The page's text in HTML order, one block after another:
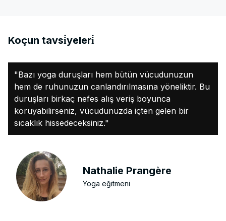
Koçun tavsi̇yeleri̇
"Bazı yoga duruşları hem bütün vücudunuzun
hem de ruhunuzun canlandırılmasına yöneliktir. Bu
duruşları birkaç nefes alış veriş boyunca
koruyabilirseniz, vücudunuzda içten gelen bir
sıcaklık hissedeceksiniz."
Nathalie Prangère
Yoga eğitmeni